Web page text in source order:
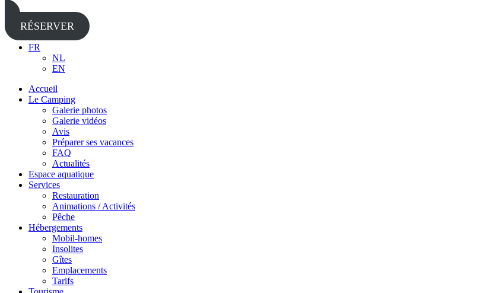
RÉSERVER
FR
NL
EN
Accueil
Le Camping
Galerie photos
Galerie vidéos
Avis
Préparer ses vacances
FAQ
Actualités
Espace aquatique
Services
Restauration
Animations / Activités
Pêche
Hébergements
Mobil-homes
Insolites
Gîtes
Emplacements
Tarifs